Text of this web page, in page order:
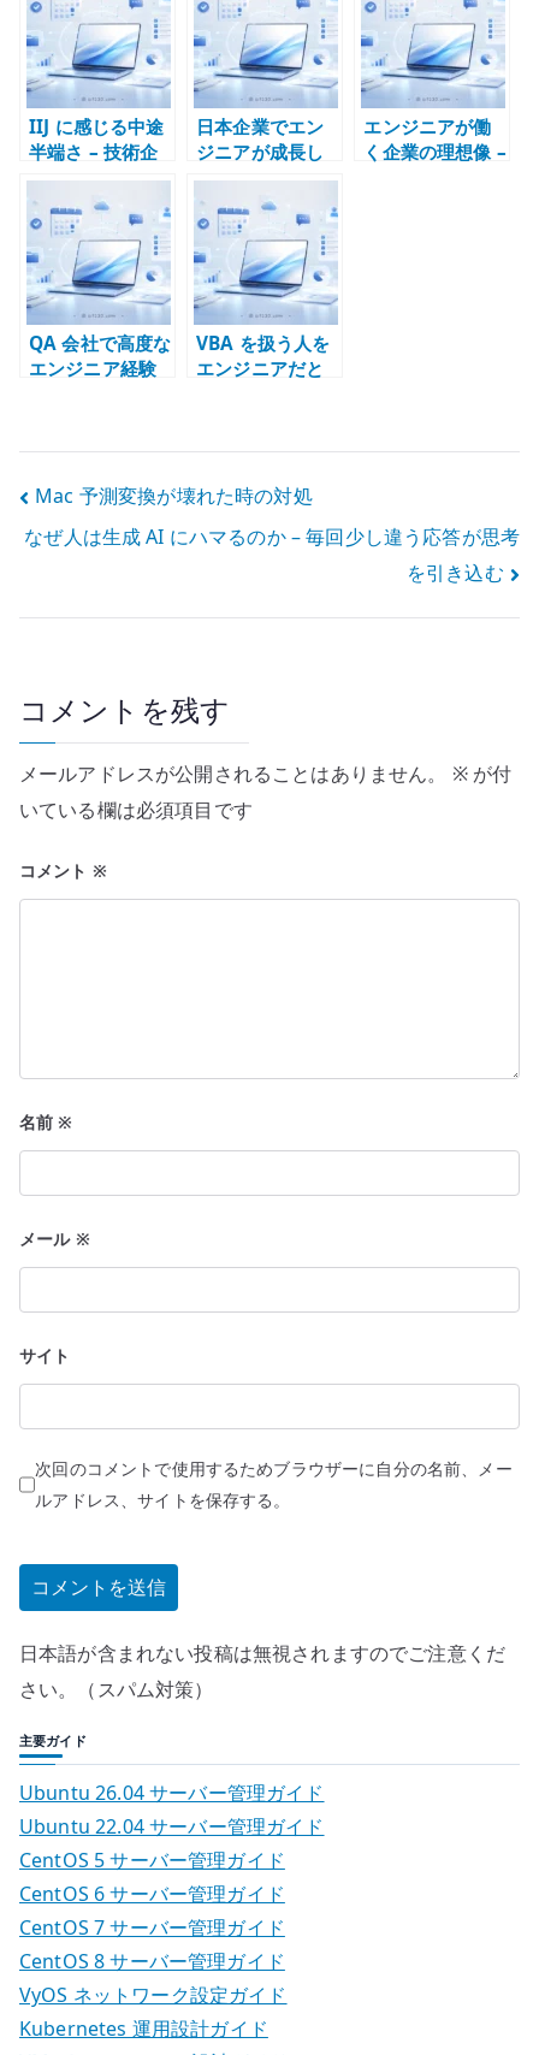
る技術責任 性を扱う仕事
任を持てる環境
を選ぶ
IIJ に感じる中途
半端さ – 技術企
業としての強さ
と見え方のギャ
ップ
日本企業でエン
ジニアが成長し
にくい理由 – 技
術より調整が評
価される構造
エンジニアが働
く企業の理想像 –
QA 会社で高度な
エンジニア経験
術責任の違い
VBA を扱う人を
エンジニアだと
理解不足を見抜
投
稿
ゲ
ー
シ
ン
Mac 予測変換が壊れた時の対処
なぜ人は生成 AI にハマるのか – 毎回少し違う応答が思考
を引き込む
コメントを残す
メールアドレスが公開されることはありません。 ※が付
いている欄は必須項目です
コメント ※
名前※
メール ※
サイト
次回のコメントで使用するためブラウザーに自分の名前、メー
ルアドレス、サイトを保存する。
日本語が含まれない投稿は無視されますのでご注意くだ
さい。（スパム対策）
主要ガイド
Ubuntu 26.04 サーバー管理ガイド
Ubuntu 22.04 サーバー管理ガイド
CentOS 5 サーバー管理ガイド
CentOS 6 サーバー管理ガイド
CentOS 7 サーバー管理ガイド
CentOS 8 サーバー管理ガイド
VyOS ネットワーク設定ガイド
Kubernetes 運用設計ガイド